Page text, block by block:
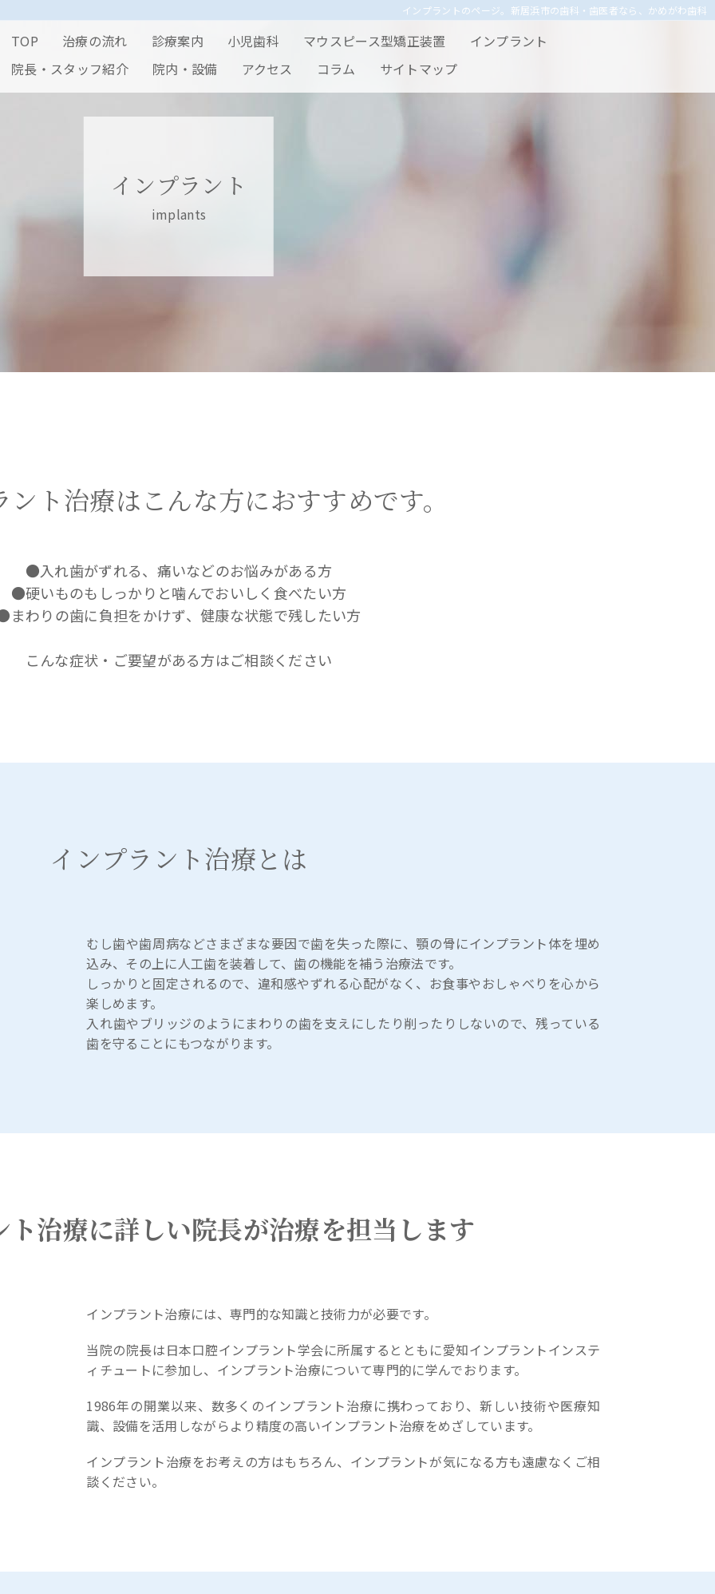
インプラントのページ。新居浜市の歯科・歯医者なら、かめがわ歯科
TOP 治療の流れ 診療案内 小児歯科 マウスピース型矯正装置
インプラント
院長・スタッフ紹介
院内・設備 アクセス コラム サイトマップ
インプラント
implants
ント治療はこんな方におすすめです。
●入れ歯がずれる、痛いなどのお悩みがある方
●硬いものもしっかりと噛んでおいしく食べたい方
まわりの歯に負担をかけず、健康な状態で残したい方
こんな症状・ご要望がある方はご相談ください
インプラント治療とは
むし歯や歯周病などさまざまな要因で歯を失った際に、顎の骨にインプラント体を埋め
込み、その上に人工歯を装着して、歯の機能を補う治療法です。
しっかりと固定されるので、違和感やずれる心配がなく、お食事やおしゃべりを心から
楽しめます。
入れ歯やブリッジのようにまわりの歯を支えにしたり削ったりしないので、残っている
歯を守ることにもつながります。
ト治療に詳しい院長が治療を担当します
インプラント治療には、専門的な知識と技術力が必要です。
当院の院長は日本口腔インプラント学会に所属するとともに愛知インプラントインステ
ィチュートに参加し、インプラント治療について専門的に学んでおります。
1986年の開業以来、数多くのインプラント治療に携わっており、新しい技術や医療知
識、設備を活用しながらより精度の高いインプラント治療をめざしています。
インプラント治療をお考えの方はもちろん、インプラントが気になる方も遠慮なくご相
談ください。